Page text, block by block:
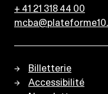
+ 41 21 318 44 00
Billetterie
Accessibilité